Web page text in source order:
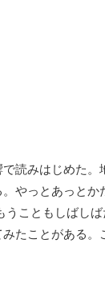
読みはじめた
やっとあっと
うこともしばし
たことがある。